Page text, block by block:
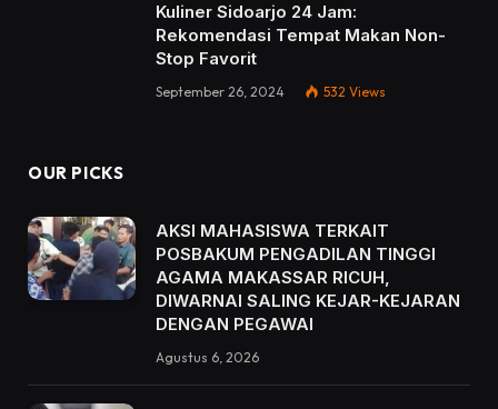
Kuliner Sidoarjo 24 Jam:
Rekomendasi Tempat Makan Non-
Stop Favorit
September 26, 2024 532 Views
OUR PICKS
AKSI MAHASISWA TERKAIT
POSBAKUM PENGADILAN TINGGI
AGAMA MAKASSAR RICUH,
DIWARNAI SALING KEJAR-KEJARAN
DENGAN PEGAWAI
Agustus 6, 2026